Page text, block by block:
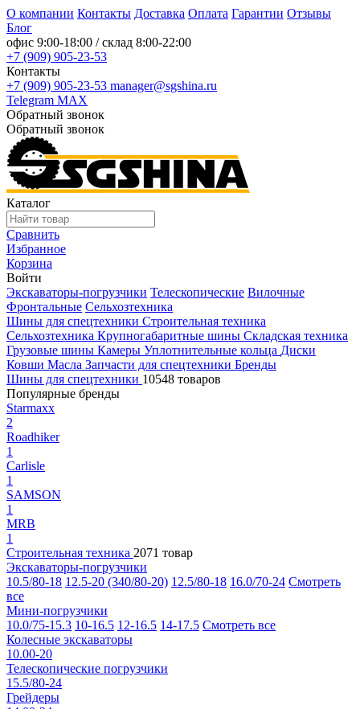
О компании Контакты Доставка Оплата Гарантии Отзывы
Блог
офис 9:00-18:00 / склад 8:00-22:00
+7 (909) 905-23-53
Контакты
+7 (909) 905-23-53 manager@sgshina.ru
Telegram MAX
Обратный звонок
Обратный звонок
Каталог
Сравнить
Избранное
Корзина
Войти
Экскаваторы-погрузчики Телескопические Вилочные
Фронтальные Сельхозтехника
Шины для спецтехники Строительная техника
Сельхозтехника Крупногабаритные шины Складская техника
Грузовые шины Камеры Уплотнительные кольца Диски
Ковши Масла Запчасти для спецтехники Бренды
Шины для спецтехники 10548 товаров
Популярные бренды
Starmaxx
2
Roadhiker
1
Carlisle
1
SAMSON
1
MRB
1
Строительная техника 2071 товар
Экскаваторы-погрузчики
10.5/80-18 12.5-20 (340/80-20) 12.5/80-18 16.0/70-24 Смотреть
все
Мини-погрузчики
10.0/75-15.3 10-16.5 12-16.5 14-17.5 Смотреть все
Колесные экскаваторы
10.00-20
Телескопические погрузчики
15.5/80-24
Грейдеры